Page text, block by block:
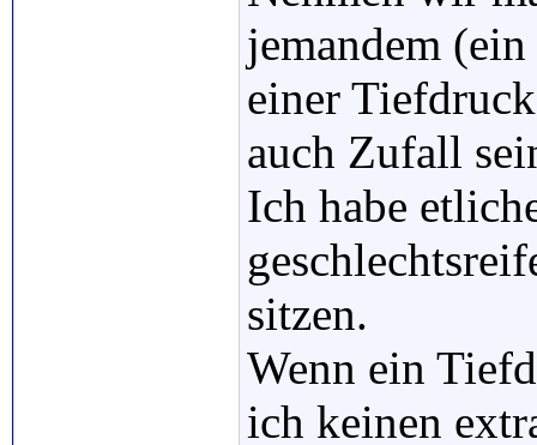
jemandem
einer
auch Zufall
Ich habe
sitzen.
Wenn ein
ich keinen